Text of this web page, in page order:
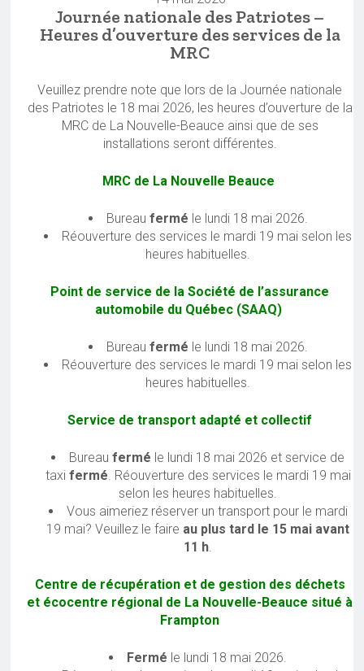
Journée nationale des Patriotes –
Heures d’ouverture des services de la
MRC
Veuillez prendre note que lors de la Journée nationale
des Patriotes le 18 mai 2026, les heures d’ouverture de la
MRC de La Nouvelle-Beauce ainsi que de ses
installations seront différentes.
MRC de La Nouvelle Beauce
Bureau fermé le lundi 18 mai 2026.
Réouverture des services le mardi 19 mai selon les
heures habituelles.
Point de service de la Société de l’assurance
automobile du Québec (SAAQ)
Bureau fermé le lundi 18 mai 2026.
Réouverture des services le mardi 19 mai selon les
heures habituelles.
Service de transport adapté et collectif
Bureaufermé le lundi 18 mai 2026 et service de
taxi fermé. Réouverture des services le mardi 19 mai
selon les heures habituelles.
Vous aimeriez réserver un transport pour le mardi
19 mai? Veuillez le faire au plus tard le 15 mai avant
11 h.
Centre de récupération et de gestion des déchets
et écocentre régional de La Nouvelle-Beauce situé à
Frampton
Fermé le lundi 18 mai 2026.